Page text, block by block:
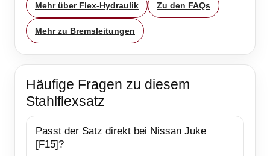
Mehr über Flex-Hydraulik Zu den FAQs
Mehr zu Bremsleitungen
Häufige Fragen zu diesem
Stahlflexsatz
Passt der Satz direkt bei Nissan Juke
[F15]?